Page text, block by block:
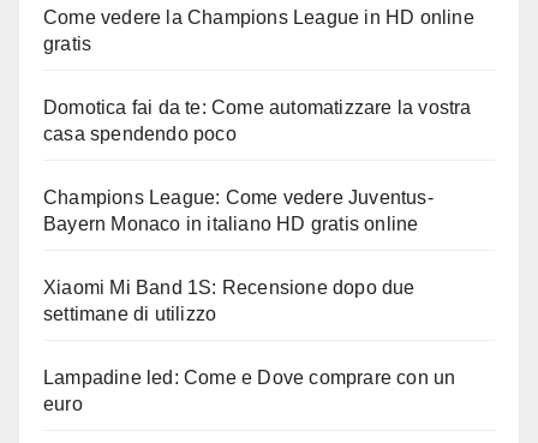
Come vedere la Champions League in HD online
gratis
Domotica fai da te: Come automatizzare la vostra
casa spendendo poco
Champions League: Come vedere Juventus-
Bayern Monaco in italiano HD gratis online
Xiaomi Mi Band 1S: Recensione dopo due
settimane di utilizzo
Lampadine led: Come e Dove comprare con un
euro